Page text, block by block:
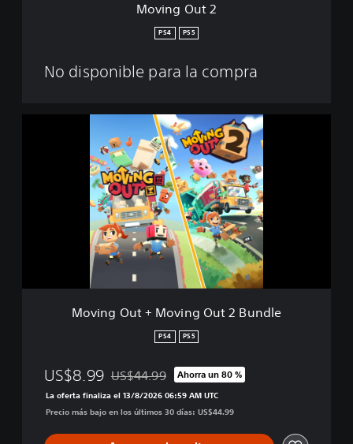
Moving Out 2
PS4 PS5
No disponible para la compra
o
Moving Out + Moving Out 2 Bundle
PS4 PS5
US$8.99 Rebajado del precio original de US$44.99
US$44.99 Ahorra un 80 %
La oferta finaliza el 13/8/2026 06:59 AM UTC
Precio más bajo en los últimos 30 días: US$44.99